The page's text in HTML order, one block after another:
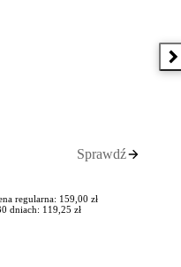
Sprawdź
regularna: 159,00 zł
dniach: 119,25 zł